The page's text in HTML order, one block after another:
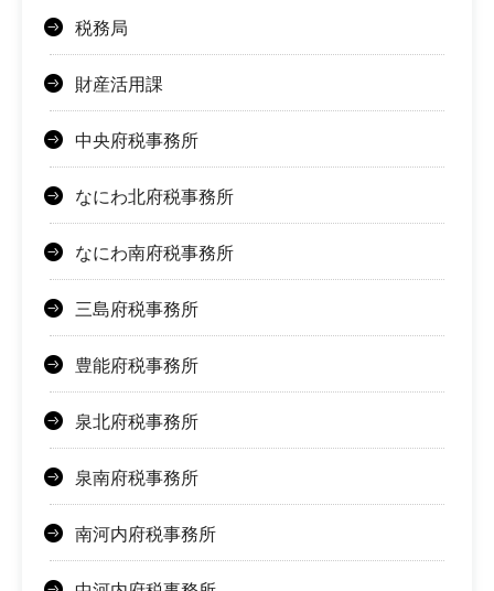
税務局
財産活用課
中央府税事務所
なにわ北府税事務所
なにわ南府税事務所
三島府税事務所
豊能府税事務所
泉北府税事務所
泉南府税事務所
南河内府税事務所